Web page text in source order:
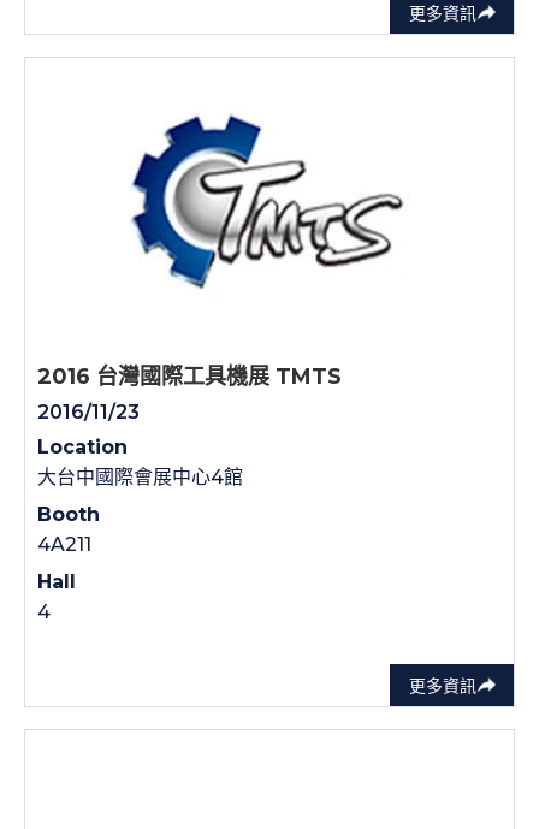
更多資訊
更多資訊
2016 台灣國際工具機展 TMTS
2016/11/23
Location
大台中國際會展中心4館
Booth
4A211
Hall
4